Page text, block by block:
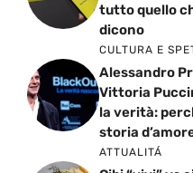
tutto quello
dicono
CULTURA E
Alessandro
Vittoria
la verità:
storia
ATTUALITÁ